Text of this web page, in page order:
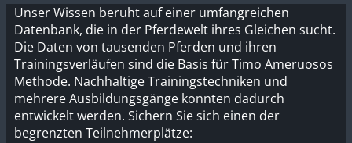
Unser Wissen beruht auf einer umfangreichen
Datenbank, die in der Pferdewelt ihres Gleichen sucht.
Die Daten von tausenden Pferden und ihren
Trainingsverläufen sind die Basis für Timo Ameruosos
Methode. Nachhaltige Trainingstechniken und
mehrere Ausbildungsgänge konnten dadurch
entwickelt werden. Sichern Sie sich einen der
begrenzten Teilnehmerplätze: